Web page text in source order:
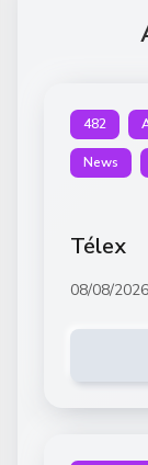
482
News
Télex
08/08/2026